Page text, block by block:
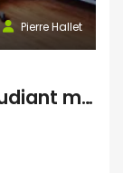
Pierre Hallet
Belle grande chambre d’étudiant meublée dans le centre de Tournai